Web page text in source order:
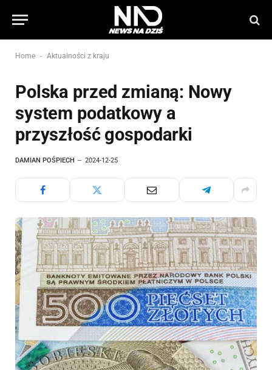
Home - Aktualności z kraju
Polska przed zmianą: Nowy
system podatkowy a
przyszłość gospodarki
DAMIAN POŚPIECH 2024-12-25